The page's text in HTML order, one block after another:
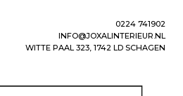
0224 741902
INFO@JOXALINTERIEUR.NL
WITTE PAAL 323, 1742 LD SCHAGEN